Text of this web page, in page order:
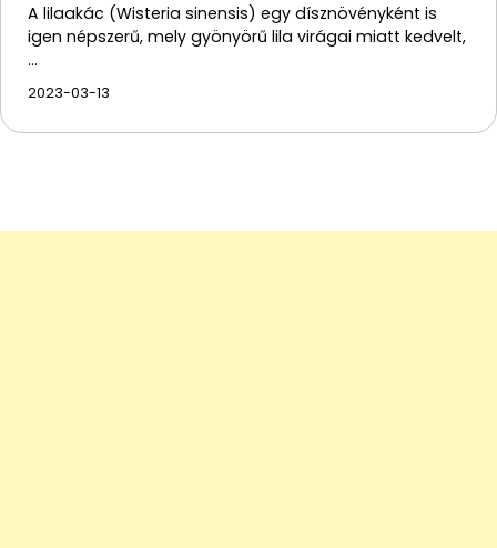
A lilaakác (Wisteria sinensis) egy dísznövényként is
igen népszerű, mely gyönyörű lila virágai miatt kedvelt,
…
2023-03-13